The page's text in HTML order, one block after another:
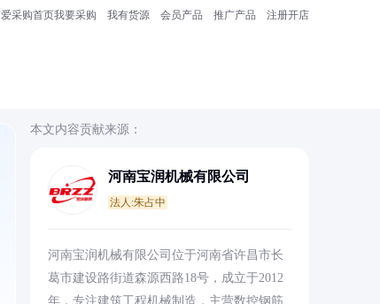
爱采购首页我要采购 我有货源 会员产品 推广产品 注册开店
本文内容贡献来源：
河南宝润机械有限公司
法人:朱占中
河南宝润机械有限公司位于河南省许昌市长
葛市建设路街道森源西路18号，成立于2012
年，专注建筑工程机械制造，主营数控钢筋